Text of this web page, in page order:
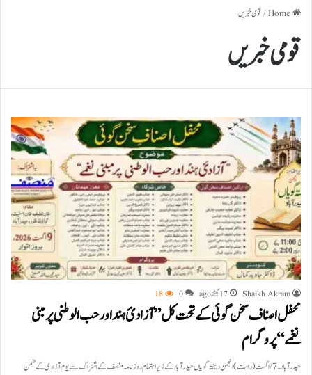
/قومی خبریں
قومی خبریں
Shaikh Akram 17 گھنٹے ago 0
18
محفل اصناف سخن گوئی کے تحت کل ”آزادئ ہند اور حب الوطنی پر مبنی
نغمے“پروگرام
حیدرآباد۔7/اگست(راست)انجمن ریختہ گویاں حیدرآباد کے زیراہتمام روزنامہ منصف کے اشتراک سے یوم آزادی کے ضمن